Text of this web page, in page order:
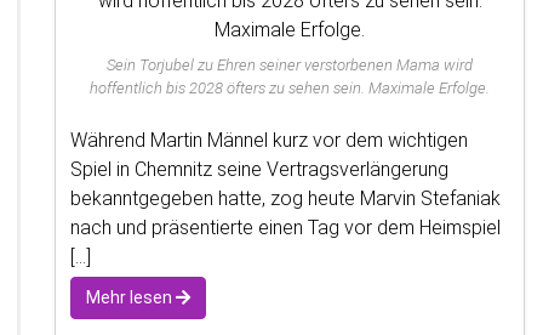
Sein Torjubel zu Ehren seiner verstorbenen Mama wird
hoffentlich bis 2028 öfters zu sehen sein. Maximale Erfolge.
Während Martin Männel kurz vor dem wichtigen
Spiel in Chemnitz seine Vertragsverlängerung
bekanntgegeben hatte, zog heute Marvin Stefaniak
nach und präsentierte einen Tag vor dem Heimspiel
[...]
Mehr lesen